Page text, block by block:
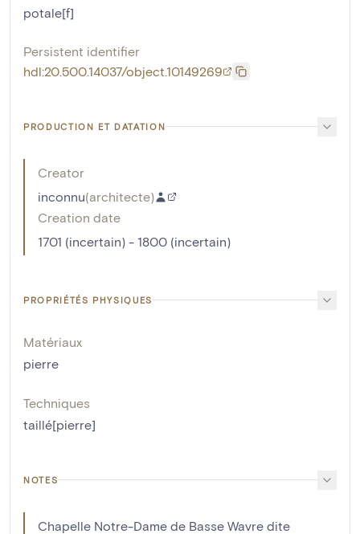
potale[f]
Persistent identifier
hdl:20.500.14037/object.10149269
PRODUCTION ET DATATION
Creator
inconnu(architecte)
Creation date
1701 (incertain) - 1800 (incertain)
PROPRIÉTÉS PHYSIQUES
Matériaux
pierre
Techniques
taillé[pierre]
NOTES
Chapelle Notre-Dame de Basse Wavre dite